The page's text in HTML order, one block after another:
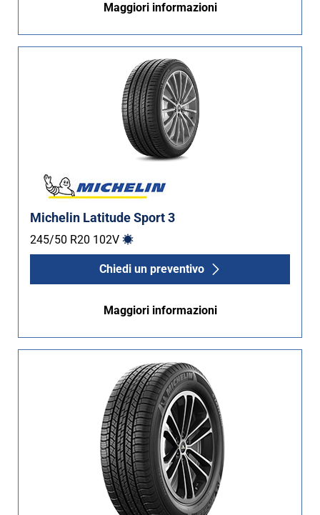
Maggiori informazioni
Michelin Latitude Sport 3
245/50 R20 102V
Chiedi un preventivo
Maggiori informazioni